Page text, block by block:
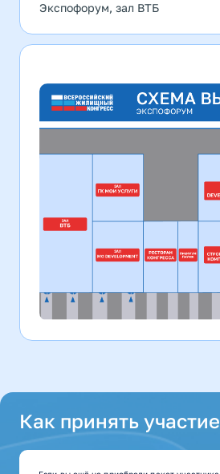
Экспофорум, зал ВТБ
Как принять участие